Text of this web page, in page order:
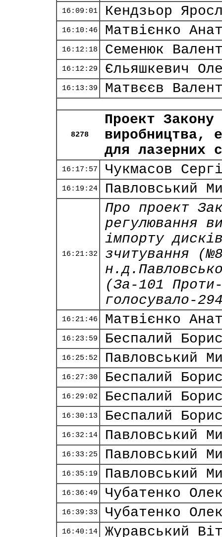
16:09:01 Кендзьор
16:10:46 Матвієнко
16:12:18 Семенюк
16:12:29 Єльяшкевич
16:13:39 Матвєєв
8278
Проект Закону
виробництва,
для лазерних
16:17:57 Чукмасов
16:19:24 Павловський
16:21:32
Про проект
регулювання
імпорту
зчитування
(За-101
голосувало-
16:21:46 Матвієнко
16:23:59 Беспалий
16:25:52 Павловський
16:27:30 Беспалий
16:29:02 Беспалий
16:30:13 Беспалий
16:32:14 Павловський
16:33:25 Павловський
16:35:19 Павловський
16:36:49 Чубатенко
16:39:33 Чубатенко
16:40:14 Журавський